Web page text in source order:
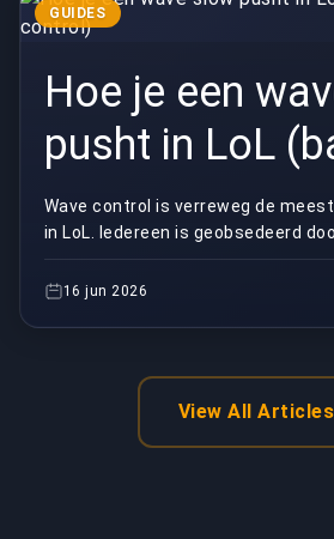
GUIDES
Hoe je een
pusht in LoL
wave control)
Wave control is verreweg de
in LoL. Iedereen is geobsedeerd
champion picks, maar de spelers
16 jun 2026
View All Articles